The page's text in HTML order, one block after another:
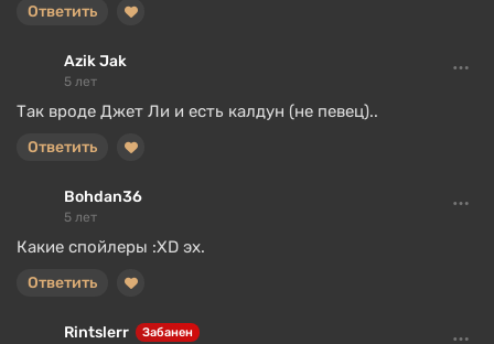
Ответить
Azik Jak
5 лет
Так вроде Джет Ли и есть калдун (не певец)..
Ответить
Bohdan36
5 лет
Какие спойлеры :XD эх.
Ответить
Rintslerr Забанен